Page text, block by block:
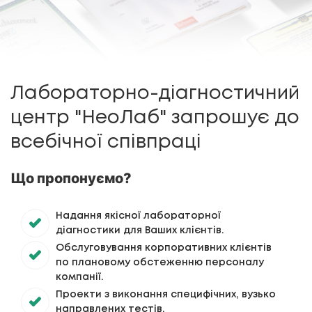
Лабораторно-діагностичний
центр "НеоЛаб" запрошує до
всебічної співпраці
Що пропонуємо?
Надання якісної лабораторної
діагностики для Ваших клієнтів.
Обслуговування корпоративних клієнтів
по плановому обстеженню персоналу
компанії.
Проекти з виконання специфічних, вузько
направлених тестів.